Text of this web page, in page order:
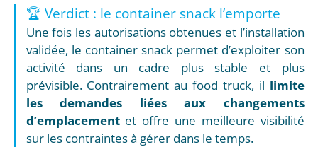
🏆 Verdict : le container snack l’emporte
Une fois les autorisations obtenues et l’installation
validée, le container snack permet d’exploiter son
activité dans un cadre plus stable et plus
prévisible. Contrairement au food truck, il limite
les demandes liées aux changements
d’emplacementet offre une meilleure visibilité
sur les contraintes à gérer dans le temps.